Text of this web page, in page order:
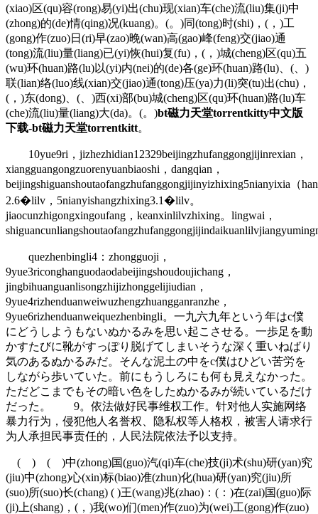
(xiao)区(qu)容(rong)易(yi)出(chu)现(xian)车(che)流(liu)集(ji)中
(zhong)的(de)情(qing)况(kuang)。(。)同(tong)时(shi)，(，)工
(gong)作(zuo)日(ri)早(zao)晚(wan)高(gao)峰(feng)交(jiao)通
(tong)流(liu)量(liang)已(yi)恢(hui)复(fu)，(，)城(cheng)区(qu)五
(wu)环(huan)路(lu)以(yi)内(nei)的(de)各(ge)环(huan)路(lu)、(、)
联(lian)络(luo)线(xian)交(jiao)通(tong)压(ya)力(li)突(tu)出(chu)，
(，)东(dong)、(、)西(xi)部(bu)城(cheng)区(qu)环(huan)路(lu)车
(che)流(liu)量(liang)大(da)。(。)bt磁力天堂torrentkitty中文版
下载-bt磁力天堂torrentkitt。
10yue9ri，jizhezhidian12329beijingzhufanggongjijinrexian，
xiangguangongzuorenyuanbiaoshi，dangqian，
beijingshiguanshoutaofangzhufanggongjijinyizhixing5nianyixia（
2.6�lilv，5nianyishangzhixing3.1�lilv。
jiaocunzhigongxingoufang，keanxinlilvzhixing。lingwai，
quezhenbingli4：zhongguoji，
9yue3riconghanguodaodabeijingshoudoujichang，
jingbihuanguanlisongzhijizhonggelijiudian，
9yue4rizhenduanweiwuzhengzhuangganranzhe，
9yue6rizhenduanweiquezhenbingli。一九六九年という年はc僕
にどうしようもないぬかるみを思い起こさせる。一歩足を動
かすたびに靴がすっぽり脱げてしまいそうな深く重いねばり
気のあるぬかるみだ。そんな泥土の中をc僕はひどい苦労を
しながら歩いていた。前にもうしろにも何も見えなかった。
ただどこまでもその暗い色をしたぬかるみが続いているだけ
だった。 9。依法做好民事维权工作。针对他人实施网络
暴力行为，侵犯他人名誉权、隐私权等人格权，被害人请求行
为人承担民事责任的，人民法院依法予以支持。
( ) ( )中(zhong)国(guo)汽(qi)车(che)技(ji)术(shu)研(yan)究
(jiu)中(zhong)心(xin)标(biao)准(zhun)化(hua)研(yan)究(jiu)所
(suo)所(suo)长(chang) ( )王(wang)兆(zhao)：(：)在(zai)国(guo)际
(ji)上(shang)，(，)我(wo)们(men)作(zuo)为(wei)工(gong)作(zuo)